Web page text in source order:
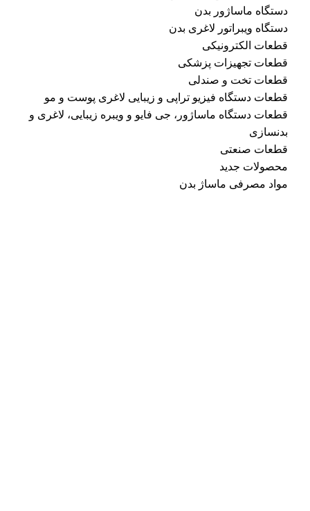
دستگاه ماساژور بدن
دستگاه ویبراتور لاغری بدن
قطعات الکترونیکی
قطعات تجهیزات پزشکی
قطعات تخت و صندلی
قطعات دستگاه فیزیو تراپی و زیبایی لاغری پوست و مو
قطعات دستگاه ماساژور، جی فایو و ویبره زیبایی، لاغری و
بدنسازی
قطعات صنعتی
محصولات جدید
مواد مصرفی ماساژ بدن